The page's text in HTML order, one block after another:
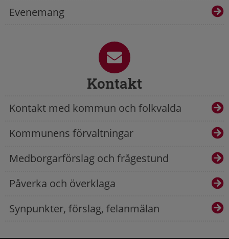
Evenemang
Kontakt
Kontakt med kommun och folkvalda
Kommunens förvaltningar
Medborgarförslag och frågestund
Påverka och överklaga
Synpunkter, förslag, felanmälan